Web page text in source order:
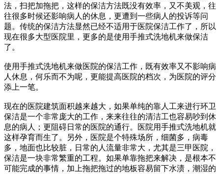
法，扫把加拖把，这样的保洁方法既没有效率，又不美观，往
往很多时候还影响病人的休息，更遭到一些病人的投诉等问
题。传统的保洁方法显然已经不适用于医院保洁工作了，所以
现在很多大型医院里，更多的是使用手推式洗地机来做保洁
了。
使用手推式洗地机来做医院的保洁工作，既有效率又不影响病
人休息，何乐而不为呢，更能提高医院的档次，为医院的评分
添上一笔。
现在的医院建筑面积越来越大，如果单纯的靠人工来进行环卫
保洁是一个非常庞大的工作，来来往往的清洁工也容易吵到休
息的病人；更阻碍日常的医院的通行。医院用手推式洗地机就
这样孕育而生了。另外，医院是个特殊场所，细菌多，病毒
多，地面也比较脏，日常的人流量非常大，尤其是三甲医院，
保洁是一块非常繁重的工程。如果单靠拖把来解决，是根本不
可能完成的事情，加上拖把拖过的地板容易留下水渍，潮湿的